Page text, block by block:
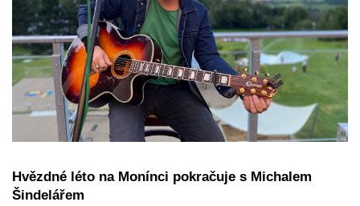
Hvězdné léto na Monínci pokračuje s Michalem
Šindelářem